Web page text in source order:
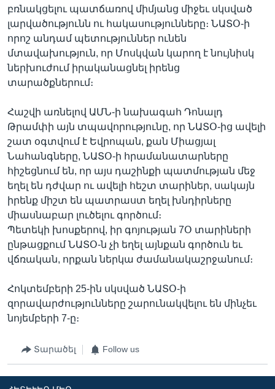
բռնակցելու պատճառով միմյանց միջեւ սկսված
լարվածությունն ու հակասությունները։ ՆԱՏՕ-ի
որոշ անդամ պետություններ ունեն
մտավախություն, որ Մոսկվան կարող է նույնիսկ
ներխուժում իրականացնել իրենց
տարածքներում։
Հաշվի առնելով ԱՄՆ-ի նախագահ Դոնալդ
Թրամփի այն տպավորությունը, որ ՆԱՏՕ-ից ավելի
շատ օգտվում է Եվրոպան, քան Միացյալ
Նահանգները, ՆԱՏՕ-ի հրամանատարները
հիշեցնում են, որ այս դաշինքի պատմության մեջ
եղել են դժվար ու ավելի հեշտ տարիներ, սակայն
իրենք միշտ են պատրաստ եղել խնդիրները
միասնաբար լուծելու գործում։
Պետեկի խոսքերով, իր գոյության 7Օ տարիների
ընթացքում ՆԱՏՕ-ն չի եղել այնքան գործուն եւ
վճռական, որքան ներկա ժամանակաշրջանում։
Հոկտեմբերի 25-ին սկսված ՆԱՏՕ-ի
զորավարժությունները շարունակվելու են մինչեւ
նոյեմբերի 7-ը։
Տարածել Follow us